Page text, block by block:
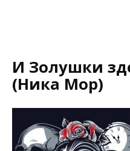
И Золушки
(Ника Мор)